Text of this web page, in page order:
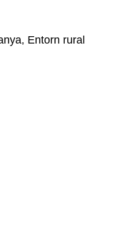
Entorn rural